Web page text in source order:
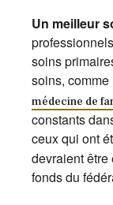
Un meilleur
soins
soins, comme
médecine de
constants
ceux qui ont
devraient
fonds du